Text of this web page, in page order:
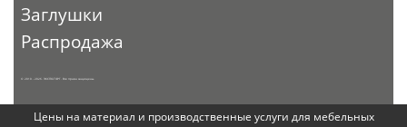
Заглушки
Распродажа
© 2010 - 2026. ЭКСПО-ТОРГ. Все права защищены.
Цены на материал и производственные услуги для мебельных